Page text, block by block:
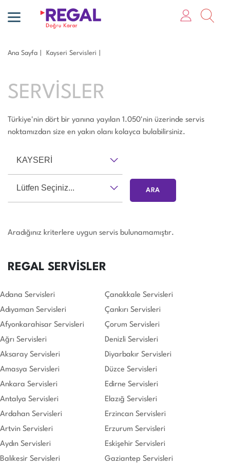
Ana Sayfa Kayseri̇ Servisleri
SERVİSLER
Türkiye'nin dört bir yanına yayılan 1.050'nin üzerinde servis
noktamızdan size en yakın olanı kolayca bulabilirsiniz.
KAYSERİ
Lütfen Seçiniz...
Aradığınız kriterlere uygun servis bulunamamıştır.
REGAL SERVİSLER
Adana Servisleri
Adıyaman Servisleri
Afyonkarahisar Servisleri
Ağrı Servisleri
Aksaray Servisleri
Amasya Servisleri
Ankara Servisleri
Antalya Servisleri
Ardahan Servisleri
Artvin Servisleri
Aydın Servisleri
Balıkesir Servisleri
Çanakkale Servisleri
Çankırı Servisleri
Çorum Servisleri
Denizli Servisleri
Diyarbakır Servisleri
Düzce Servisleri
Edirne Servisleri
Elazığ Servisleri
Erzincan Servisleri
Erzurum Servisleri
Eskişehir Servisleri
Gaziantep Servisleri